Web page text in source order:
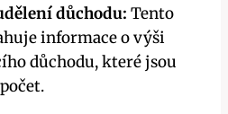
důchodu: Tento
informace o výši
důchodu, které jsou